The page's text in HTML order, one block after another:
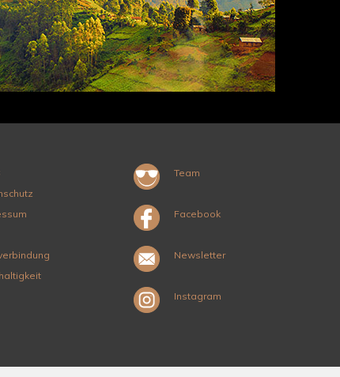
Team
Facebook
Newsletter
Instagram